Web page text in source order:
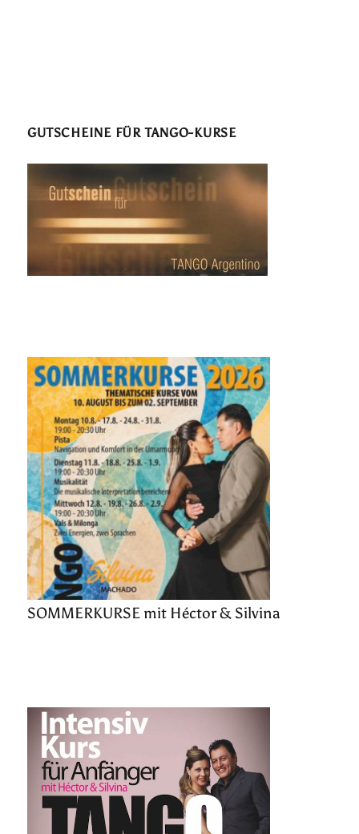
GUTSCHEINE FÜR TANGO-KURSE
SOMMERKURSE mit Héctor & Silvina